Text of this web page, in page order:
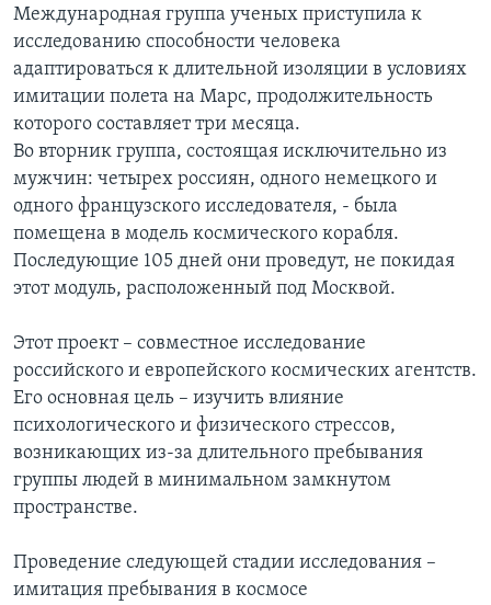
навигации
Перейти
поиск
ИТОГИ
ПОЧЕМУ ЭТО ВАЖНО?
ДИСКУССИЯ VOA
ДЕТАЛИ
АМЕРИКА. БОЛЬШОЕ ПУТЕШЕСТВИЕ
НАША АМЕРИКАНСКАЯ ИСТОРИЯ
А КАК В АМЕРИКЕ?
АРТЕФАКТЫ
АМЕРИКАНСКИЕ ГОРОДКИ
ИНТЕРВЬЮ
ФАКТЫ ПРОТИВ ФЕЙКОВ
ЗА СВОБОДУ ПРЕССЫ
УЧИМ АНГЛИЙСКИЙ
ВИДЕО
ПОДПИСКА НА НОВОСТИ
Learning English
Языки
Международная группа ученых приступила к
исследованию способности человека
адаптироваться к длительной изоляции в условиях
имитации полета на Марс, продолжительность
которого составляет три месяца.
Во вторник группа, состоящая исключительно из
мужчин: четырех россиян, одного немецкого и
одного французского исследователя, - была
помещена в модель космического корабля.
Последующие 105 дней они проведут, не покидая
этот модуль, расположенный под Москвой.
Этот проект – совместное исследование
российского и европейского космических агентств.
Его основная цель – изучить влияние
психологического и физического стрессов,
возникающих из-за длительного пребывания
группы людей в минимальном замкнутом
пространстве.
Проведение следующей стадии исследования –
имитация пребывания в космосе